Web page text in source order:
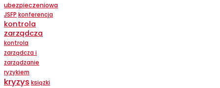
ubezpieczeniowa
JSFP konferencja
kontrola
zarządcza
kontrola
zarządcza i
zarządzanie
ryzykiem
kryzys ksiązki